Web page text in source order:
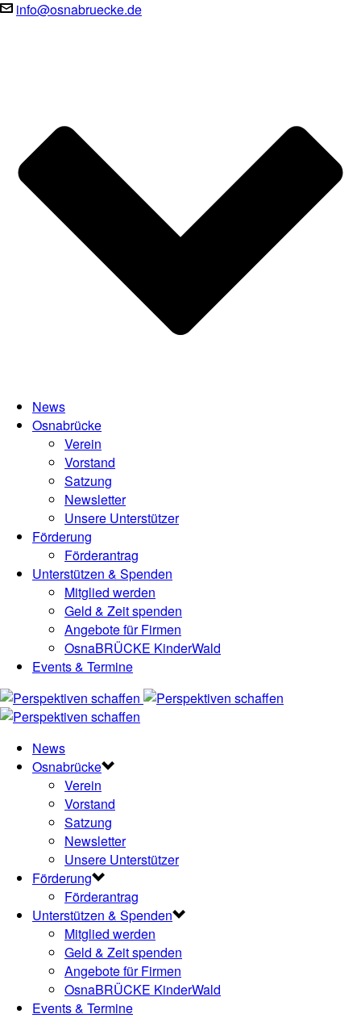
info@osnabruecke.de
News
Osnabrücke
Verein
Vorstand
Satzung
Newsletter
Unsere Unterstützer
Förderung
Förderantrag
Unterstützen & Spenden
Mitglied werden
Geld & Zeit spenden
Angebote für Firmen
OsnaBRÜCKE KinderWald
Events & Termine
News
Osnabrücke
Verein
Vorstand
Satzung
Newsletter
Unsere Unterstützer
Förderung
Förderantrag
Unterstützen & Spenden
Mitglied werden
Geld & Zeit spenden
Angebote für Firmen
OsnaBRÜCKE KinderWald
Events & Termine